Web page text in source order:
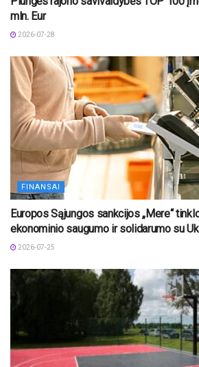
mln. Eur
2026-07-28
FINANSAI
Europos Sąjungos sankcijos „Mere“
ekonominio saugumo ir solidarumo su
2026-07-25